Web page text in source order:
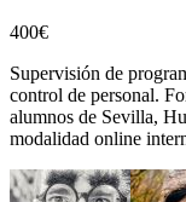
400€
Supervisión de
control de personal.
alumnos de Sevilla,
modalidad online